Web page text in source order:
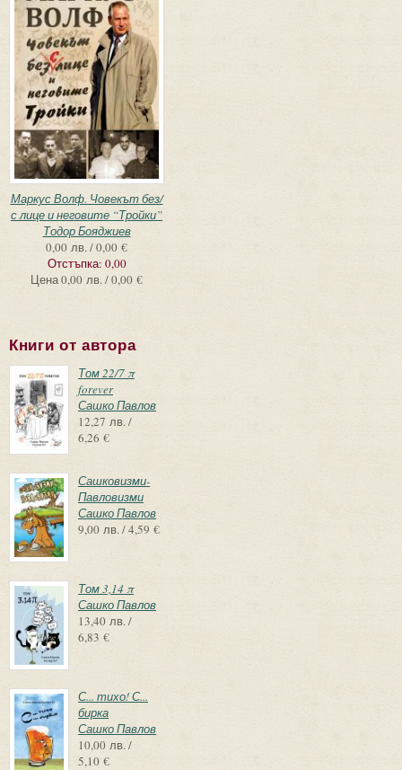
Маркус Волф. Човекът без/
с лице и неговите “Тройки”
Тодор Бояджиев
0,00 лв. / 0,00 €
Отстъпка: 0,00
Цена0,00 лв. / 0,00 €
Книги от автора
Том 22/7 π
forever
Сашко Павлов
12,27 лв. /
6,26 €
Сашковизми-
Павловизми
Сашко Павлов
9,00 лв. / 4,59 €
Том 3,14 π
Сашко Павлов
13,40 лв. /
6,83 €
С... тихо! С...
бирка
Сашко Павлов
10,00 лв. /
5,10 €